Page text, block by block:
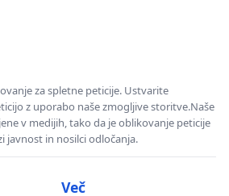
za spletne peticije. Ustvarite
z uporabo naše zmogljive storitve.Naše
v medijih, tako da je oblikovanje peticije
javnost in nosilci odločanja.
Več